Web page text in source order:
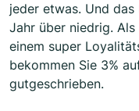
jeder etwas. Und das
Jahr über niedrig.
einem super
bekommen Sie 3%
gutgeschrieben.